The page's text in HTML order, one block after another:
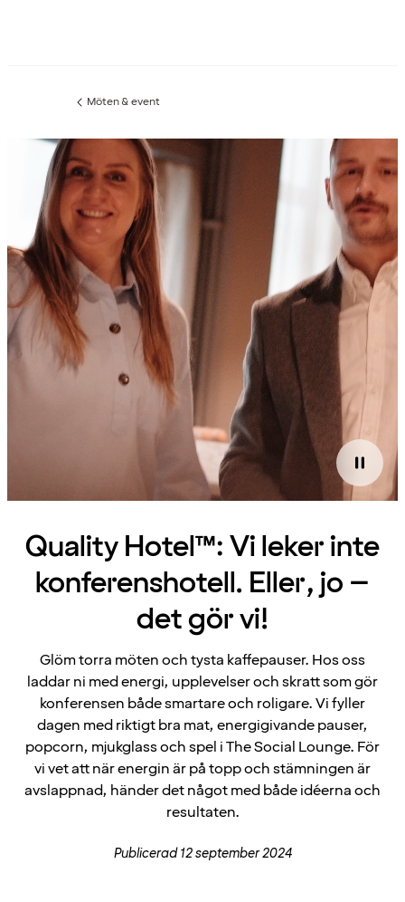
Föregående
Möten & event
Quality Hotel™: Vi leker inte
konferenshotell. Eller, jo –
det gör vi!
Glöm torra möten och tysta kaffepauser. Hos oss
laddar ni med energi, upplevelser och skratt som gör
konferensen både smartare och roligare. Vi fyller
dagen med riktigt bra mat, energigivande pauser,
popcorn, mjukglass och spel i The Social Lounge. För
vi vet att när energin är på topp och stämningen är
avslappnad, händer det något med både idéerna och
resultaten.
Publicerad 12 september 2024